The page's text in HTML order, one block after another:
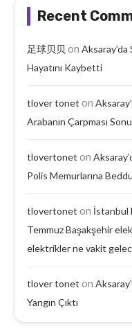
Recent
足球贝贝 on Aksaray’da
Hayatını Kaybetti
tlover tonet on
Arabanın Çarpması
tlovertonet on
Polis Memurlarına
tlovertonet on İstanbul
Temmuz Başakşehir
elektrikler ne vakit
tlover tonet on
Yangın Çıktı